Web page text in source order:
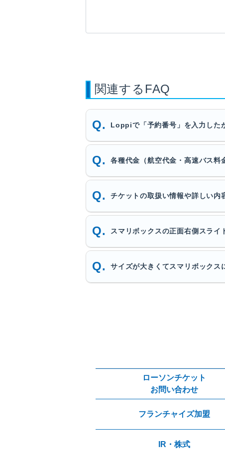
関連するFAQ
Loppiで「予約番号」を入力した
各種代金（航空代金・高速バス料
チケットの取扱い情報や詳しい内
スマリボックスの正面右側スラ
サイズが大きくてスマリボック
ローソンチケット
お問い合わせ
フランチャイズ加盟
IR・株式